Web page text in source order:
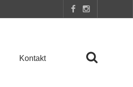
Kontakt